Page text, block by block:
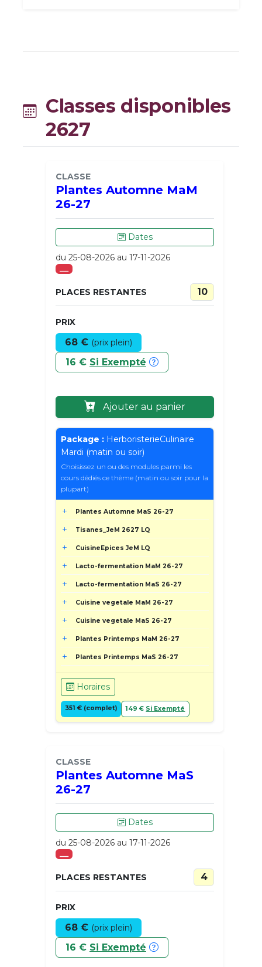
Classes disponibles
2627
CLASSE
Plantes Automne MaM
26-27
Dates
du 25-08-2026 au 17-11-2026
___
PLACES RESTANTES 10
PRIX
68 € (prix plein)
16 € Si Exempté
Ajouter au panier
Package : HerboristerieCulinaire
Mardi (matin ou soir)
Choisissez un ou des modules parmi les
cours dédiés ce thème (matin ou soir pour la
plupart)
Plantes Automne MaS 26-27
Tisanes_JeM 2627 LQ
CuisineEpices JeM LQ
Lacto-fermentation MaM 26-27
Lacto-fermentation MaS 26-27
Cuisine vegetale MaM 26-27
Cuisine vegetale MaS 26-27
Plantes Printemps MaM 26-27
Plantes Printemps MaS 26-27
Horaires
351 € (complet) 149 € Si Exempté
CLASSE
Plantes Automne MaS
26-27
Dates
du 25-08-2026 au 17-11-2026
___
PLACES RESTANTES 4
PRIX
68 € (prix plein)
16 € Si Exempté